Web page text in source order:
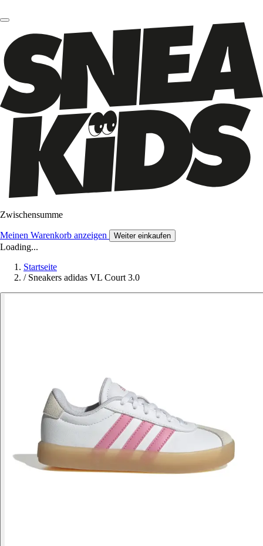
Zwischensumme
Meinen Warenkorb anzeigen Weiter einkaufen
Loading...
Startseite
/ Sneakers adidas VL Court 3.0